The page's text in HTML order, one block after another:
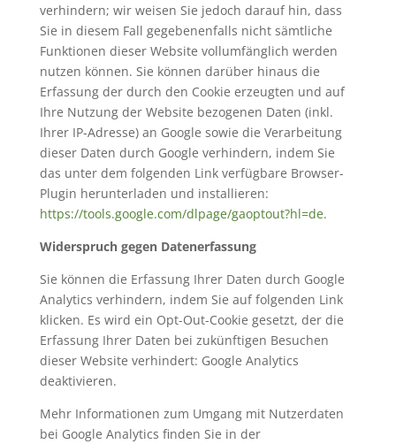
verhindern; wir weisen Sie jedoch darauf hin, dass
Sie in diesem Fall gegebenenfalls nicht sämtliche
Funktionen dieser Website vollumfänglich werden
nutzen können. Sie können darüber hinaus die
Erfassung der durch den Cookie erzeugten und auf
Ihre Nutzung der Website bezogenen Daten (inkl.
Ihrer IP-Adresse) an Google sowie die Verarbeitung
dieser Daten durch Google verhindern, indem Sie
das unter dem folgenden Link verfügbare Browser-
Plugin herunterladen und installieren:
https://tools.google.com/dlpage/gaoptout?hl=de.
Widerspruch gegen Datenerfassung
Sie können die Erfassung Ihrer Daten durch Google
Analytics verhindern, indem Sie auf folgenden Link
klicken. Es wird ein Opt-Out-Cookie gesetzt, der die
Erfassung Ihrer Daten bei zukünftigen Besuchen
dieser Website verhindert: Google Analytics
deaktivieren.
Mehr Informationen zum Umgang mit Nutzerdaten
bei Google Analytics finden Sie in der